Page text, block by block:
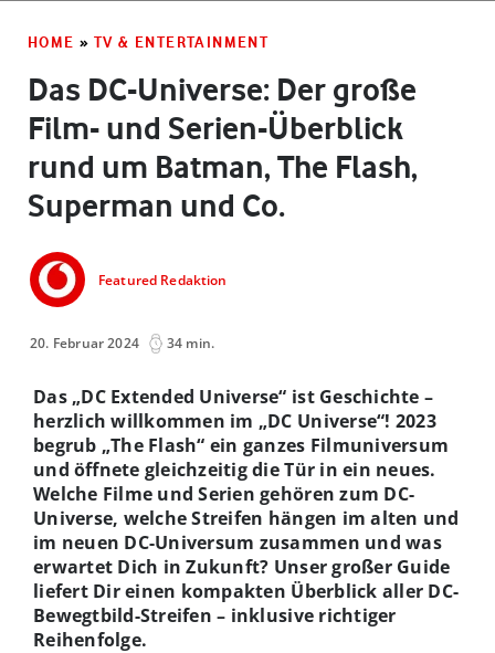
HOME » TV & ENTERTAINMENT
Das DC-Universe: Der große
Film- und Serien-Überblick
rund um Batman, The Flash,
Superman und Co.
Featured Redaktion
20. Februar 2024 34 min.
Das „DC Extended Universe“ ist Geschichte –
herzlich willkommen im „DC Universe“! 2023
begrub „The Flash“ ein ganzes Filmuniversum
und öffnete gleichzeitig die Tür in ein neues.
Welche Filme und Serien gehören zum DC-
Universe, welche Streifen hängen im alten und
im neuen DC-Universum zusammen und was
erwartet Dich in Zukunft? Unser großer Guide
liefert Dir einen kompakten Überblick aller DC-
Bewegtbild-Streifen – inklusive richtiger
Reihenfolge.